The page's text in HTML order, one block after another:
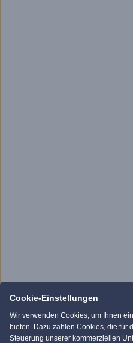
Cookie-Einstellungen
Wir verwenden Cookies, um Ihnen
bieten. Dazu zählen Cookies, die für
Steuerung unserer kommerziellen